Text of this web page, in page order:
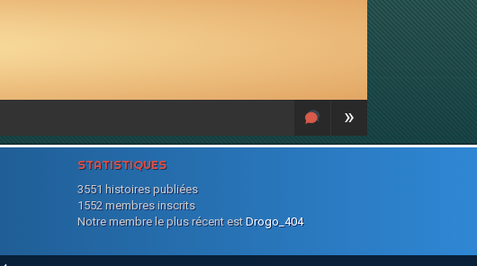
»
STATISTIQUES
3551 histoires publiées
1552 membres inscrits
Notre membre le plus récent estDrogo_404